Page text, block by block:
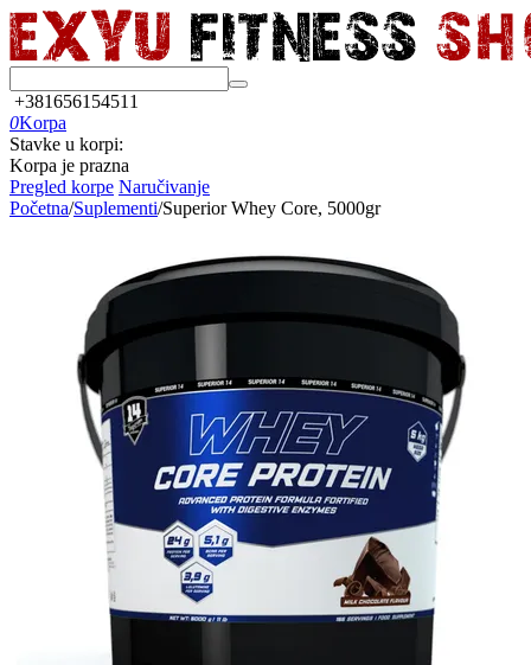
+381656154511
0Korpa
Stavke u korpi:
Korpa je prazna
Pregled korpe Naručivanje
Početna/Suplementi/Superior Whey Core, 5000gr